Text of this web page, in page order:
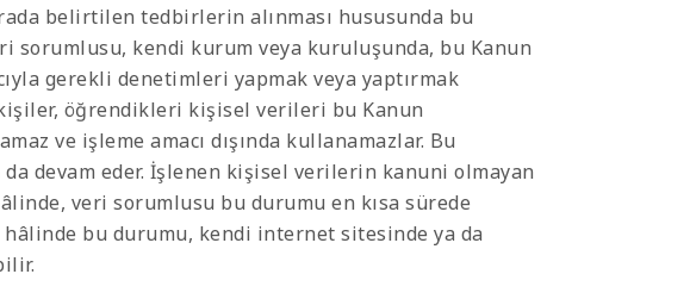
belirtilen tedbirlerin alınması hususunda bu
kendi kurum veya kuruluşunda, bu Kanun
gerekli denetimleri yapmak veya yaptırmak
öğrendikleri kişisel verileri bu Kanun
ve işleme amacı dışında kullanamazlar. Bu
devam eder. İşlenen kişisel verilerin kanuni olmayan
veri sorumlusu bu durumu en kısa sürede
bu durumu, kendi internet sitesinde ya da